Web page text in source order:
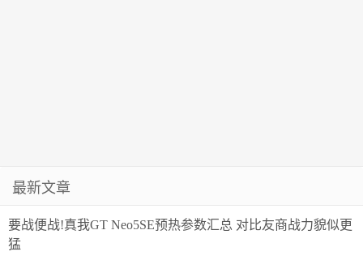
最新文章
要战便战!真我GT Neo5SE预热参数汇总 对比友商战力貌似更
猛